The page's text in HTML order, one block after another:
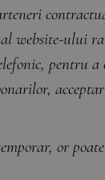
website-ului
or